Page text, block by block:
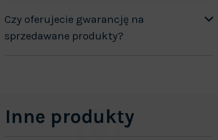
Czy oferujecie gwarancję na
sprzedawane produkty?
Inne produkty